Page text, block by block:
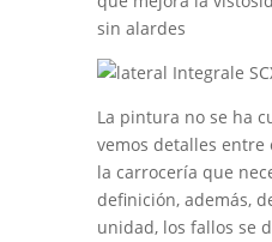
sin alardes
La pintura no se ha
vemos detalles entre
la carrocería que
definición, además,
unidad, los fallos se